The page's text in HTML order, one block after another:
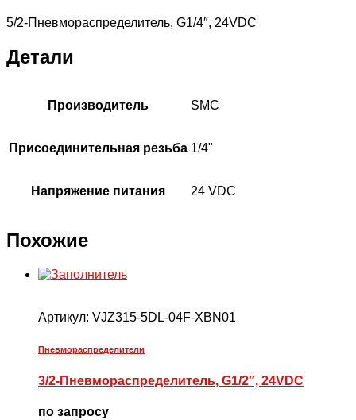
5/2-Пневмораспределитель, G1/4″, 24VDC
Детали
Производитель SMC
Присоединительная резьба 1/4"
Напряжение питания 24 VDC
Похожие
Артикул: VJZ315-5DL-04F-XBN01
Пневмораспределители
3/2-Пневмораспределитель, G1/2″, 24VDC
по запросу